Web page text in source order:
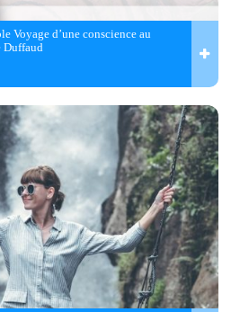
Voyage d’une conscience au
Duffaud